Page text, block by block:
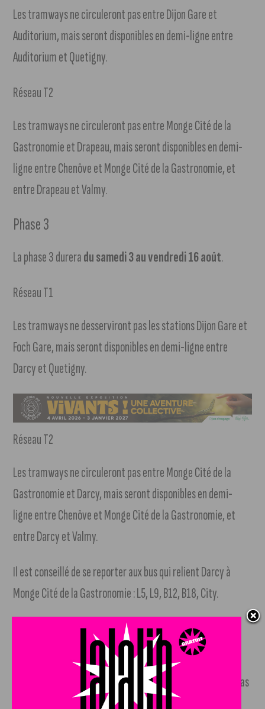
Les tramways ne circuleront pas entre Dijon Gare et
Auditorium, mais seront disponibles en demi-ligne entre
Auditorium et Quetigny.
Réseau T2
Les tramways ne circuleront pas entre Monge Cité de la
Gastronomie et Drapeau, mais seront disponibles en demi-
ligne entre Chenôve et Monge Cité de la Gastronomie, et
entre Drapeau et Valmy.
Phase 3
La phase 3 dureradu samedi 3 au vendredi 16 août.
Réseau T1
Les tramways ne desserviront pas les stations Dijon Gare et
Foch Gare, mais seront disponibles en demi-ligne entre
Darcy et Quetigny.
Réseau T2
Les tramways ne circuleront pas entre Monge Cité de la
Gastronomie et Darcy, mais seront disponibles en demi-
ligne entre Chenôve et Monge Cité de la Gastronomie, et
entre Darcy et Valmy.
Il est conseillé de se reporter aux bus qui relient Darcy à
Monge Cité de la Gastronomie : L5, L9, B12, B18, City.
Du samedi 17 au vendredi 23 août , la circulation
reviendra à la normale, mais la station Foch Gare ne sera pas